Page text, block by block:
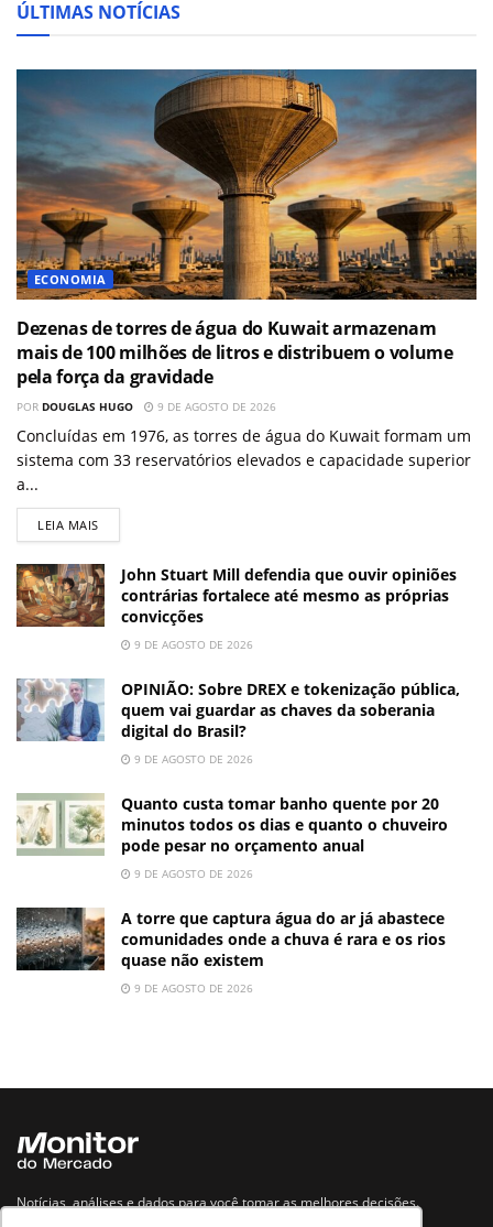
ÚLTIMAS NOTÍCIAS
ECONOMIA
Dezenas de torres de água do Kuwait armazenam
mais de 100 milhões de litros e distribuem o volume
pela força da gravidade
POR DOUGLAS HUGO 9 DE AGOSTO DE 2026
Concluídas em 1976, as torres de água do Kuwait formam um
sistema com 33 reservatórios elevados e capacidade superior
a...
LEIA MAIS
John Stuart Mill defendia que ouvir opiniões
contrárias fortalece até mesmo as próprias
convicções
9 DE AGOSTO DE 2026
OPINIÃO: Sobre DREX e tokenização pública,
quem vai guardar as chaves da soberania
digital do Brasil?
9 DE AGOSTO DE 2026
Quanto custa tomar banho quente por 20
minutos todos os dias e quanto o chuveiro
pode pesar no orçamento anual
9 DE AGOSTO DE 2026
A torre que captura água do ar já abastece
comunidades onde a chuva é rara e os rios
quase não existem
9 DE AGOSTO DE 2026
Notícias, análises e dados para você tomar as melhores decisões.